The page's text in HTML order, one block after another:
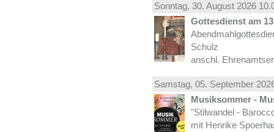
Sonntag, 30. August 2026
Gottesdienst am
Schulz
anschl.
Samstag, 05. September
Musiksommer -
"Stilwandel -
mit Henrike